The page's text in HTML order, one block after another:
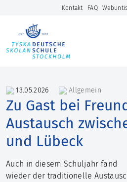
Kontakt FAQ Webuntis
13.05.2026 Allgemein
Zu Gast bei
Austausch
und Lübeck
Auch in diesem Schuljahr fand
wieder der traditionelle